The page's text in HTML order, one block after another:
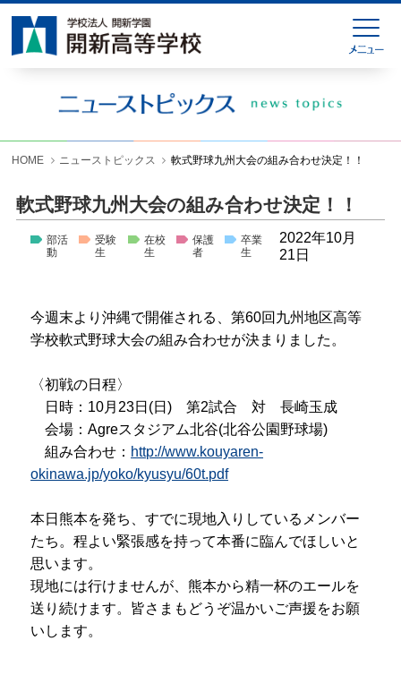
HOME ニューストピックス 軟式野球九州大会の組み合わせ決定！！
軟式野球九州大会の組み合わせ決定！！
部活
動
受験
生
在校
生
保護
者
卒業
生
2022年10月
21日
今週末より沖縄で開催される、第60回九州地区高等
学校軟式野球大会の組み合わせが決まりました。
〈初戦の日程〉
日時：10月23日(日) 第2試合 対 長崎玉成
会場：Agreスタジアム北谷(北谷公園野球場)
組み合わせ： http://www.kouyaren-
okinawa.jp/yoko/kyusyu/60t.pdf
本日熊本を発ち、すでに現地入りしているメンバー
たち。程よい緊張感を持って本番に臨んでほしいと
思います。
現地には行けませんが、熊本から精一杯のエールを
送り続けます。皆さまもどうぞ温かいご声援をお願
いします。
HOME
緊急連絡
ニューストピックス
学校生活
入試情報
お問い合わせ
各種様式ダウンロード
プライバシーポリシー
サイトマップ
受験生の方へ
在校生の方へ
保護者の方へ
卒業生の方へ